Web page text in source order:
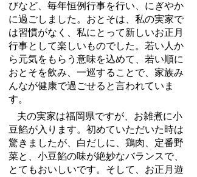
びなど、毎年恒例行事を行い、にぎやか
に過ごしました。おとそは、私の実家で
は習慣がなく、私にとって新しいお正月
行事として楽しいものでした。若い人か
ら元気をもらう意味を込めて、若い順に
おとそを飲み、一巡することで、家族み
んなが健康で過ごせると言われていま
す。
夫の実家は福岡県ですが、お雑煮に小
豆餡が入ります。初めていただいた時は
驚きましたが、白だしに、鶏肉、定番野
菜と、小豆餡の味が絶妙なバランスで、
とてもおいしいです。そして、お正月遊